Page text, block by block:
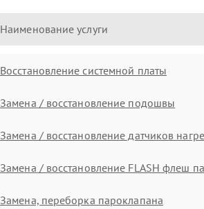
Наименование услуги
Восстановление системной платы
Замена / восстановление подошвы
Замена / восстановление датчиков
Замена / восстановление FLASH флеш
Замена, переборка пароклапана